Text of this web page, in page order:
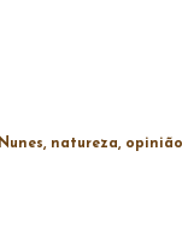
natureza